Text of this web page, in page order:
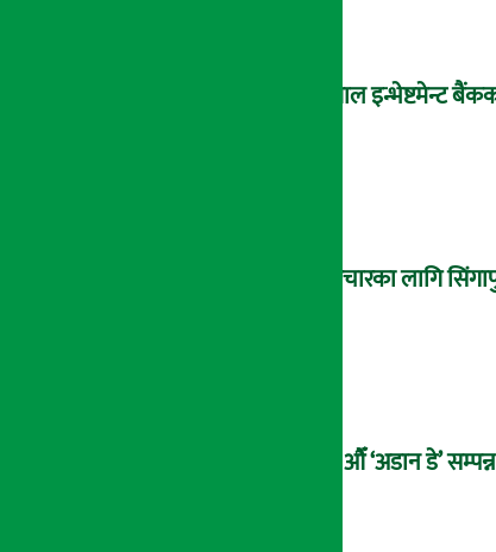
नेपाल इन्भेष्टमेन्ट
उपचारका लागि
२१औँ ‘अडान डे’ सम्पन्न